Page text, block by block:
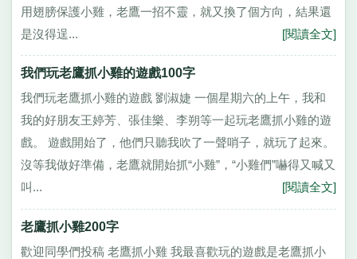
用翅膀保護小雞，老鷹一招不靈，就又換了個方向，結果還
是沒得逞...
[閱讀全文]
我們玩老鷹抓小雞的遊戲100字
我們玩老鷹抓小雞的遊戲 劉淑婕 一個星期六的上午，我和
我的好朋友王婷芳、張佳樂、李朔等一起玩老鷹抓小雞的遊
戲。 遊戲開始了，他們只聽我吹了一聲哨子，就玩了起來。
沒等我做好準備，老鷹就開始抓“小雞”，“小雞們”嚇得又喊又
叫...
[閱讀全文]
老鷹抓小雞200字
歡迎同學們投稿 老鷹抓小雞 我最喜歡玩的遊戲是老鷹抓小